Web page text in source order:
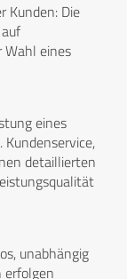
Kunden: Die
Wahl eines
eines
detaillierten
unabhängig
erfolgen